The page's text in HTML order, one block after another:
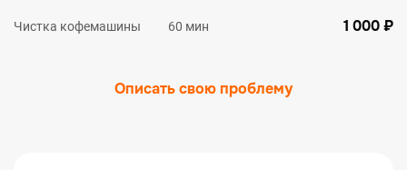
Чистка кофемашины 60 мин 1 000 ₽
Описать свою проблему